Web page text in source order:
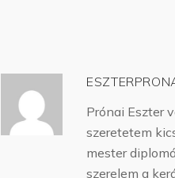
Prónai Eszter
szeretetem
mester
szerelem a